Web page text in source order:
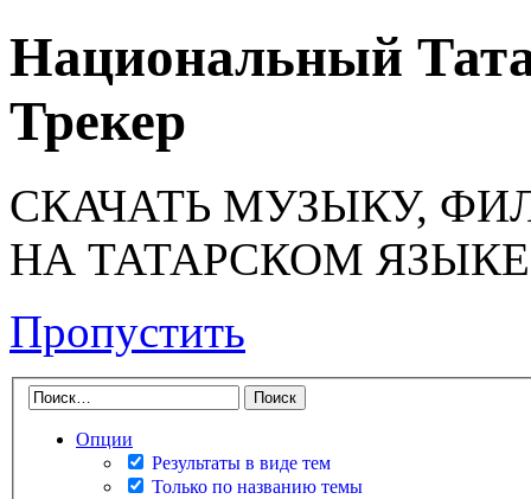
Национальный
Трекер
СКАЧАТЬ МУЗЫКУ,
НА ТАТАРСКОМ ЯЗЫКЕ
Пропустить
Опции
Результаты в виде тем
Только по названию темы